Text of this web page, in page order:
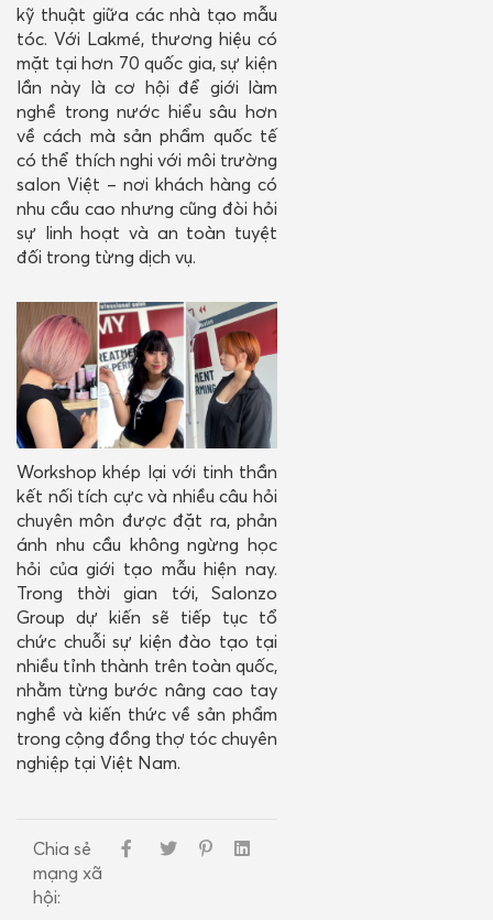
kỹ thuật giữa các nhà tạo mẫu
tóc. Với Lakmé, thương hiệu có
mặt tại hơn 70 quốc gia, sự kiện
lần này là cơ hội để giới làm
nghề trong nước hiểu sâu hơn
về cách mà sản phẩm quốc tế
có thể thích nghi với môi trường
salon Việt – nơi khách hàng có
nhu cầu cao nhưng cũng đòi hỏi
sự linh hoạt và an toàn tuyệt
đối trong từng dịch vụ.
Workshop khép lại với tinh thần
kết nối tích cực và nhiều câu hỏi
chuyên môn được đặt ra, phản
ánh nhu cầu không ngừng học
hỏi của giới tạo mẫu hiện nay.
Trong thời gian tới, Salonzo
Group dự kiến sẽ tiếp tục tổ
chức chuỗi sự kiện đào tạo tại
nhiều tỉnh thành trên toàn quốc,
nhằm từng bước nâng cao tay
nghề và kiến thức về sản phẩm
trong cộng đồng thợ tóc chuyên
nghiệp tại Việt Nam.
Chia sẻ
mạng xã
hội: